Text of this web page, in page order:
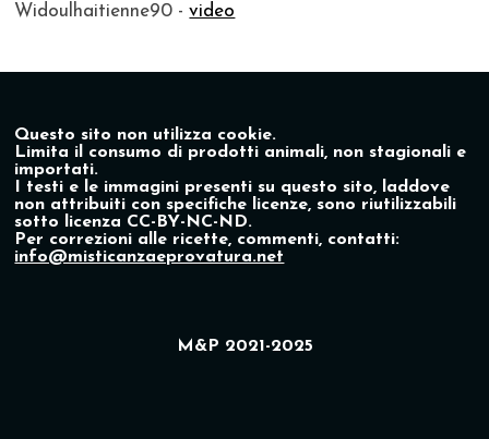
Widoulhaitienne90 -video
Questo sito non utilizza cookie.
Limita il consumo di prodotti animali, non stagionali e
importati.
I testi e le immagini presenti su questo sito, laddove
non attribuiti con specifiche licenze, sono riutilizzabili
sotto licenza CC-BY-NC-ND.
Per correzioni alle ricette, commenti, contatti:
info@misticanzaeprovatura.net
M&P 2021-2025